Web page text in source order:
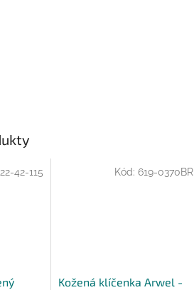
22-42-115
Kožená klíčenka Arwel -
Kód: 619-0370BR